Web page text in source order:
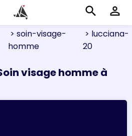
search perm_identity
> soin-visage-
homme
> lucciana-
20
visage homme à